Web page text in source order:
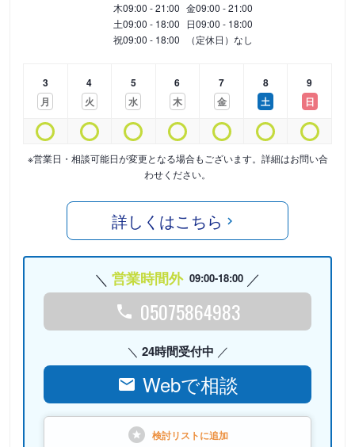
木09:00 - 21:00 金09:00 - 21:00
土09:00 - 18:00 日09:00 - 18:00
祝09:00 - 18:00 （定休日）なし
3
月
4
火
5
水
6
木
7
金
8
土
9
日
※営業日・相談可能日が変更となる場合もございます。詳細はお問い合
わせください。
詳しくはこちら
営業時間外 09:00-18:00
05075864983
24時間受付中
Webで相談
検討リストに追加